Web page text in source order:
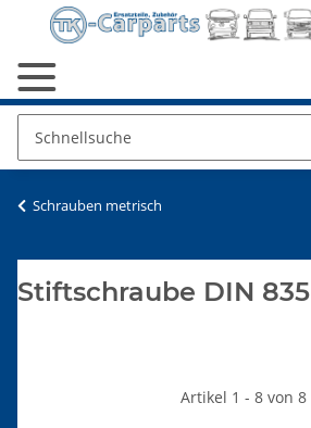
Schrauben metrisch
Stiftschraube DIN 835
Artikel 1 - 8 von 8